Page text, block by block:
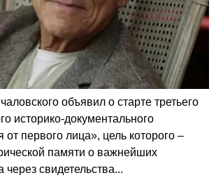
объявил о старте третьего
историко-документального
от первого лица», цель которого –
памяти о важнейших
свидетельства...